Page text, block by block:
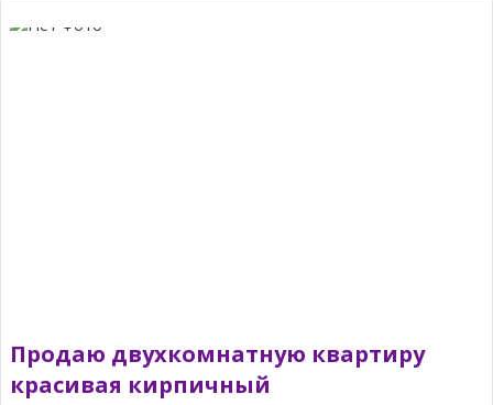
Продаю двухкомнатную квартиру
красивая кирпичный